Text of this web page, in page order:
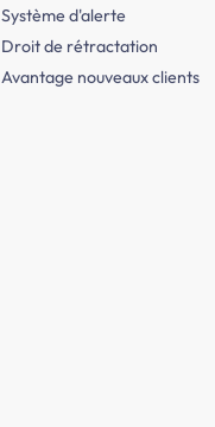
Système d'alerte
Droit de rétractation
Avantage nouveaux clients